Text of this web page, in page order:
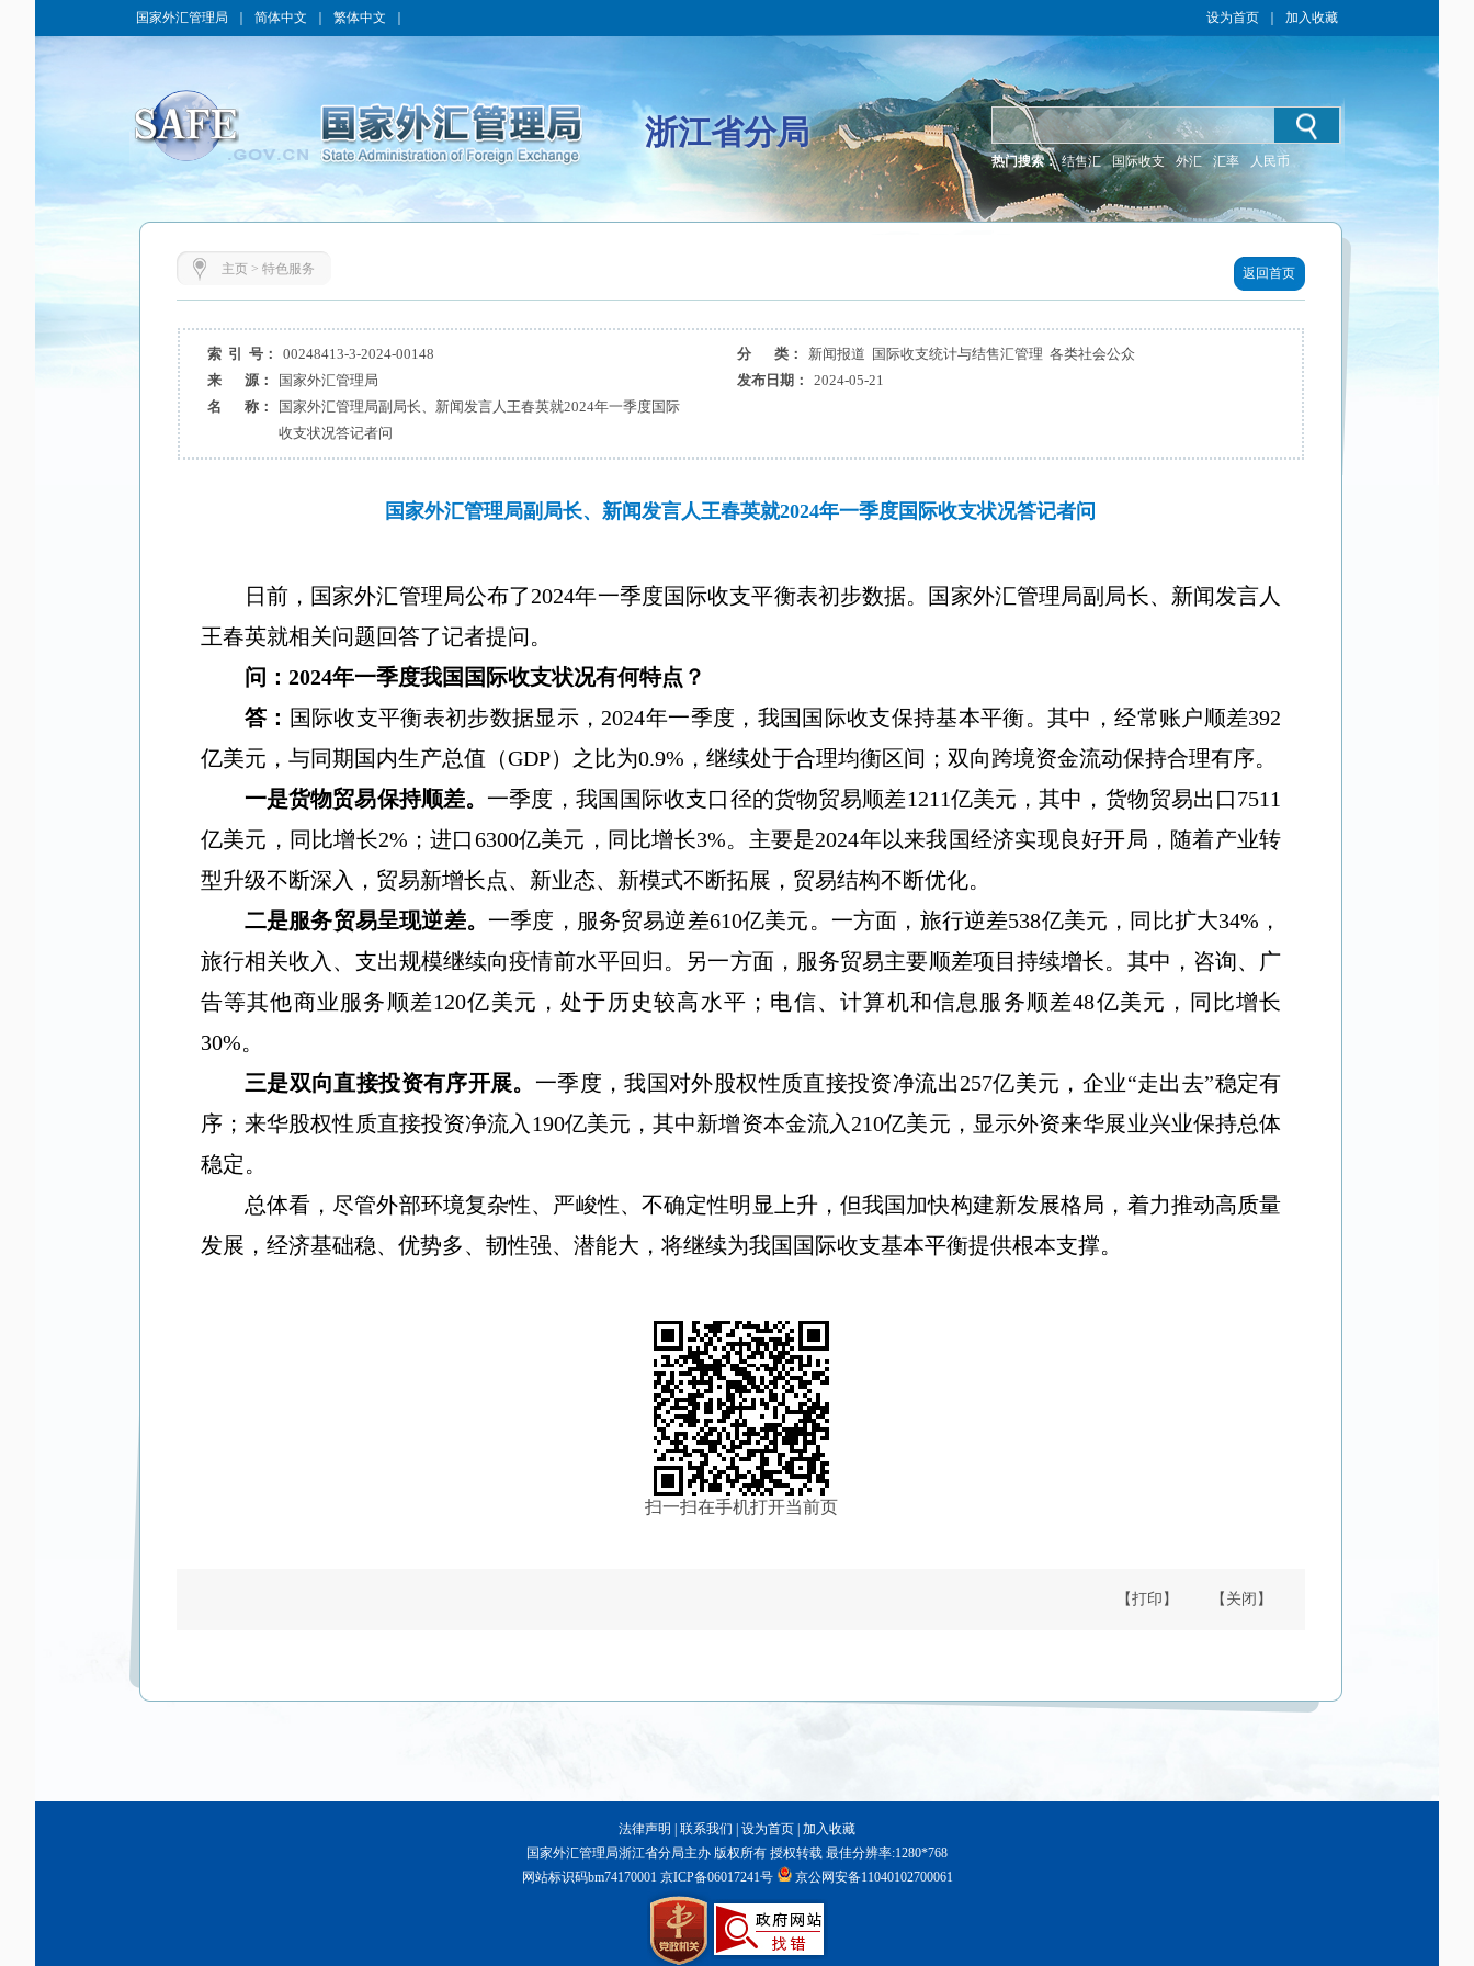
国家外汇管理局 简体中文 繁体中文 设为首页 加入收藏
浙江省分局
热门搜索： 结售汇 国际收支 外汇 汇率 人民币
主页> 特色服务 返回首页
索 引 号： 00248413-3-2024-00148 分 类：
新闻报道 国际收支统计与结售汇管理 各类社会公众
来 源：
国家外汇管理局 发布日期：
2024-05-21
名 称：
国家外汇管理局副局长、新闻发言人王春英就2024年一季度国际
收支状况答记者问
国家外汇管理局副局长、新闻发言人王春英就2024年一季度国际收支状况答记者问
日前，国家外汇管理局公布了2024年一季度国际收支平衡表初步数据。国家外汇管理局副局长、新闻发言人
王春英就相关问题回答了记者提问。
问： 2024年一季度我国国际收支状况有何特点？
答： 国际收支平衡表初步数据显示， 2024年一季度，我国国际收支保持基本平衡。其中，经常账户顺差392
亿美元，与同期国内生产总值（GDP）之比为0.9% ，继续处于合理均衡区间；双向跨境资金流动保持合理有序。
一是货物贸易保持顺差。 一季度，我国国际收支口径的货物贸易顺差1211亿美元，其中，货物贸易出口7511
亿美元，同比增长2% ；进口6300亿美元，同比增长3%。主要是2024年以来我国经济实现良好开局，随着产业转
型升级不断深入，贸易新增长点、新业态、新模式不断拓展，贸易结构不断优化。
二是服务贸易呈现逆差。 一季度，服务贸易逆差610亿美元。一方面，旅行逆差538亿美元，同比扩大34% ，
旅行相关收入、支出规模继续向疫情前水平回归。另一方面，服务贸易主要顺差项目持续增长。其中，咨询、广
告等其他商业服务顺差120亿美元，处于历史较高水平；电信、计算机和信息服务顺差48亿美元，同比增长
30%。
三是双向直接投资有序开展。 一季度，我国对外股权性质直接投资净流出257亿美元，企业“走出去”稳定有
序；来华股权性质直接投资净流入 190亿美元，其中新增资本金流入 210亿美元，显示外资来华展业兴业保持总体
稳定。
总体看，尽管外部环境复杂性、严峻性、不确定性明显上升，但我国加快构建新发展格局，着力推动高质量
发展，经济基础稳、优势多、韧性强、潜能大，将继续为我国国际收支基本平衡提供根本支撑。
扫一扫在手机打开当前页
【打印】 【关闭】
法律声明 联系我们 设为首页 加入收藏
国家外汇管理局浙江省分局主办 版权所有 授权转载 最佳分辨率:1280*768
网站标识码bm74170001京ICP备06017241号 京公网安备11040102700061